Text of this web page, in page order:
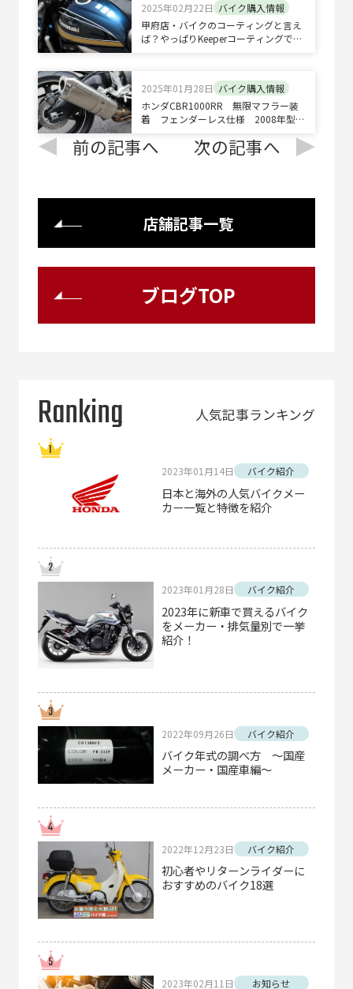
2025年02月22日 バイク購入情報
甲府店・バイクのコーティングと言え
ば？やっぱりKeeperコーティングでし
2025年01月28日 バイク購入情報
ホンダCBR1000RR 無限マフラー装
着 フェンダーレス仕様 2008年型
前の記事へ
店舗記事一覧
次の記事へ
ブログTOP
Ranking 人気記事ランキング
2023年01月14日 バイク紹介
日本と海外の人気バイクメー
カー一覧と特徴を紹介
2023年01月28日 バイク紹介
2023年に新車で買えるバイク
をメーカー・排気量別で一挙
紹介！
2022年09月26日 バイク紹介
バイク年式の調べ方 ～国産
メーカー・国産車編～
2022年12月23日 バイク紹介
初心者やリターンライダーに
おすすめのバイク18選
2023年02月11日 お知らせ